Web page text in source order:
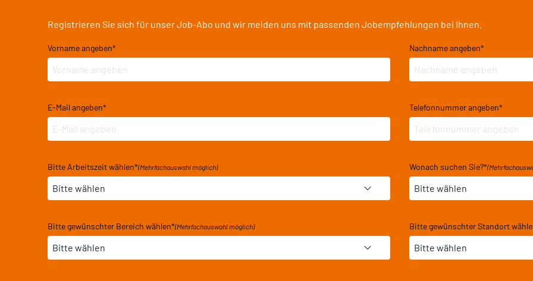
Registrieren Sie sich für unser Job-Abo und wir melden uns mit passenden Jobempfehlungen bei Ihnen.
Vorname angeben* Nachname angeben*
E-Mail angeben* Telefonnummer angeben*
Bitte Arbeitszeit wählen*(Mehrfachauswahl möglich) Wonach suchen Sie?*
Bitte gewünschter Bereich wählen*(Mehrfachauswahl möglich) Bitte gewünschter Standort